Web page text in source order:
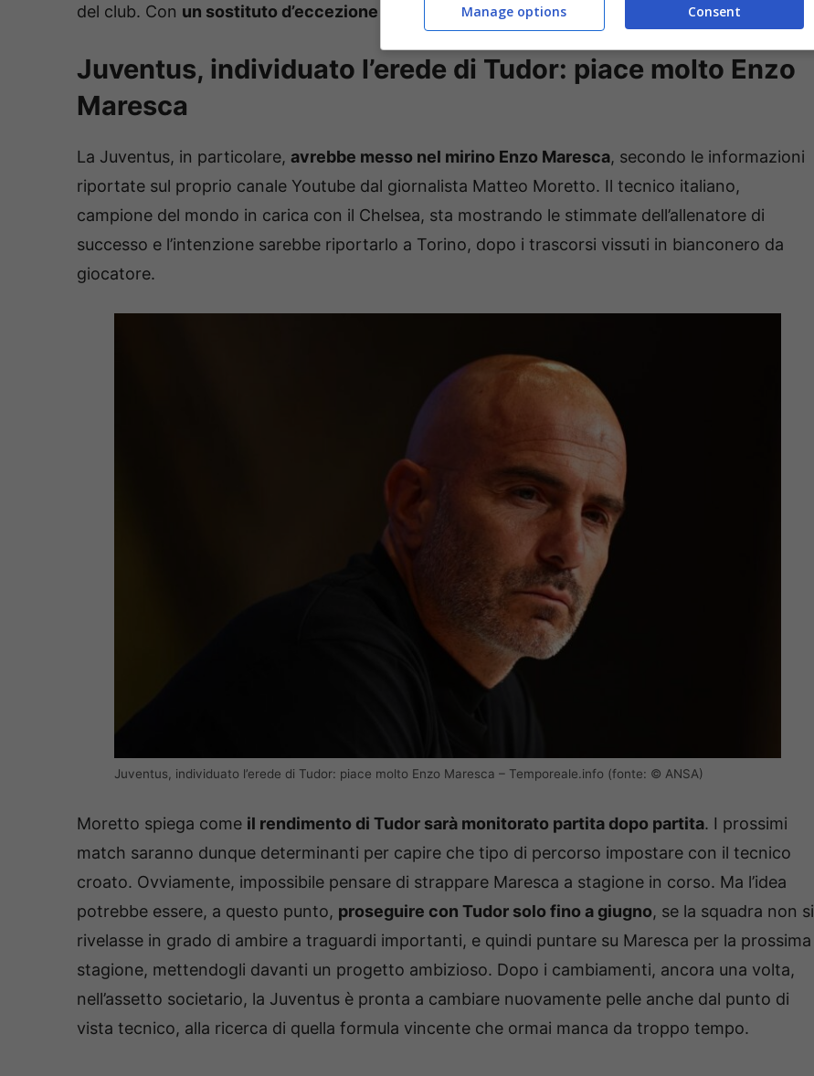
del club. Con un sostituto d’eccezione che sarebbe già stato trovato.
Juventus, individuato l’erede di Tudor: piace molto Enzo
Maresca
La Juventus, in particolare, avrebbe messo nel mirino Enzo Maresca, secondo le informazioni
riportate sul proprio canale Youtube dal giornalista Matteo Moretto. Il tecnico italiano,
campione del mondo in carica con il Chelsea, sta mostrando le stimmate dell’allenatore di
successo e l’intenzione sarebbe riportarlo a Torino, dopo i trascorsi vissuti in bianconero da
giocatore.
Juventus, individuato l’erede di Tudor: piace molto Enzo Maresca – Temporeale.info (fonte: © ANSA)
Moretto spiega come il rendimento di Tudor sarà monitorato partita dopo partita. I prossimi
match saranno dunque determinanti per capire che tipo di percorso impostare con il tecnico
croato. Ovviamente, impossibile pensare di strappare Maresca a stagione in corso. Ma l’idea
potrebbe essere, a questo punto, proseguire con Tudor solo fino a giugno, se la squadra non si
rivelasse in grado di ambire a traguardi importanti, e quindi puntare su Maresca per la prossima
stagione, mettendogli davanti un progetto ambizioso. Dopo i cambiamenti, ancora una volta,
nell’assetto societario, la Juventus è pronta a cambiare nuovamente pelle anche dal punto di
vista tecnico, alla ricerca di quella formula vincente che ormai manca da troppo tempo.
Consent
Manage options